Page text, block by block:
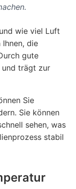
wie viel Luft
Ihnen, die
gute
und trägt zur
Sie
Sie können
sehen, was
stabil